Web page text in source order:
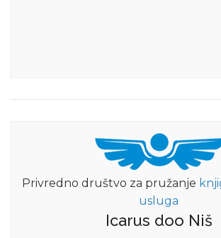
Privredno društvo za pružanje
usluga
Icarus doo Niš